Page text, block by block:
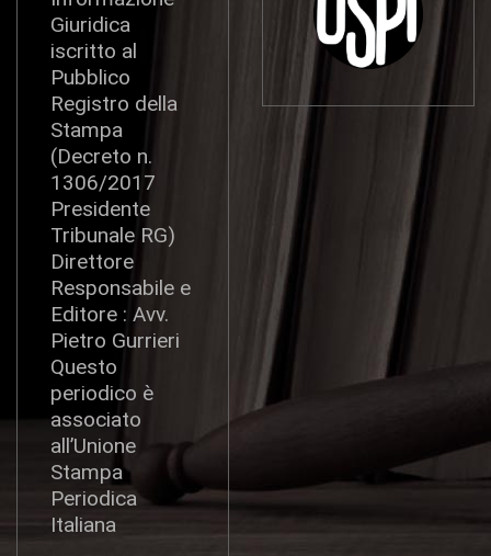
Giuridica
iscritto al
Pubblico
Registro della
Stampa
(Decreto n.
1306/2017
Presidente
Tribunale RG)
Direttore
Responsabile e
Editore : Avv.
Pietro Gurrieri
Questo
periodico è
associato
all’Unione
Stampa
Periodica
Italiana